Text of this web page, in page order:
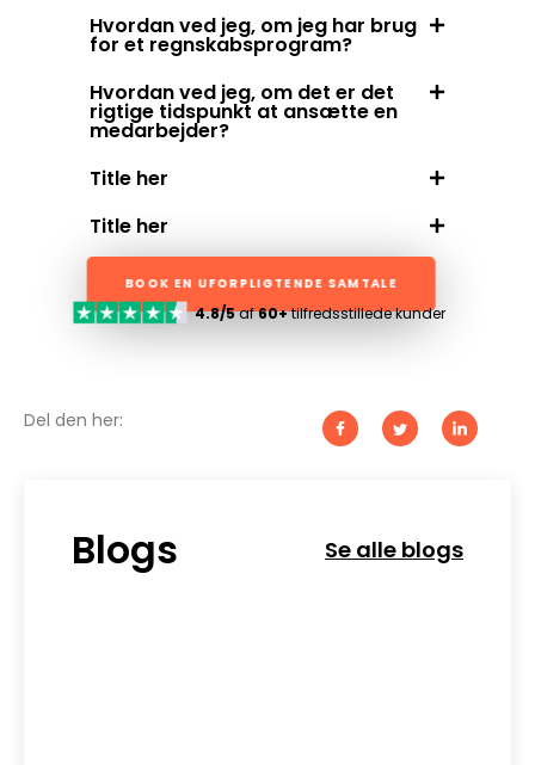
Hvordan ved jeg, om jeg har brug
for et regnskabsprogram?
Hvordan ved jeg, om det er det
rigtige tidspunkt at ansætte en
medarbejder?
Title her
Title her
BOOK EN UFORPLIGTENDE SAMTALE
4.8/5af60+tilfredsstillede kunder
Del den her:
Blogs Se alle blogs